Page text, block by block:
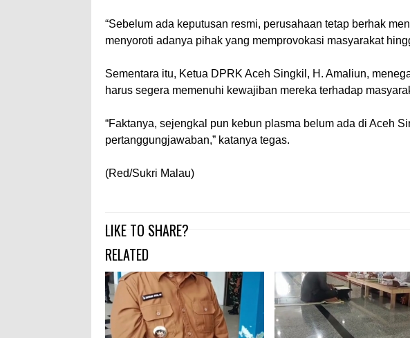
“Sebelum ada keputusan resmi, perusahaan tetap berhak
menyoroti adanya pihak yang memprovokasi masyarakat
Sementara itu, Ketua DPRK Aceh Singkil, H. Amaliun,
harus segera memenuhi kewajiban mereka terhadap
“Faktanya, sejengkal pun kebun plasma belum ada di Aceh
pertanggungjawaban,” katanya tegas.
(Red/Sukri Malau)
LIKE TO SHARE?
RELATED